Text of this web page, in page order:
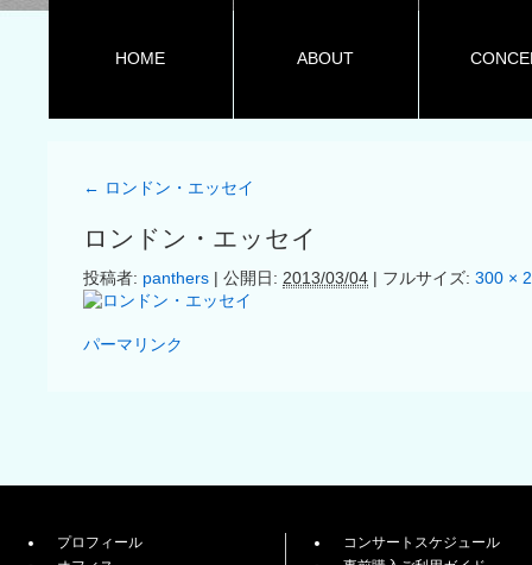
HOME ABOUT
← ロンドン・エッセイ
ロンドン・エッセイ
投稿者: panthers | 公開日: 2013/03/04 | フルサイズ: 300 ×
パーマリンク
プロフィール
コンサートスケジュール